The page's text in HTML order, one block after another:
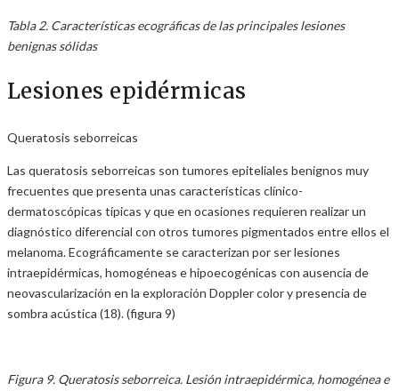
Tabla 2. Características ecográficas de las principales lesiones
benignas sólidas
Lesiones epidérmicas
Queratosis seborreicas
Las queratosis seborreicas son tumores epiteliales benignos muy
frecuentes que presenta unas características clínico-
dermatoscópicas típicas y que en ocasiones requieren realizar un
diagnóstico diferencial con otros tumores pigmentados entre ellos el
melanoma. Ecográficamente se caracterizan por ser lesiones
intraepidérmicas, homogéneas e hipoecogénicas con ausencia de
neovascularización en la exploración Doppler color y presencia de
sombra acústica (18). (figura 9)
Figura 9. Queratosis seborreica. Lesión intraepidérmica, homogénea e